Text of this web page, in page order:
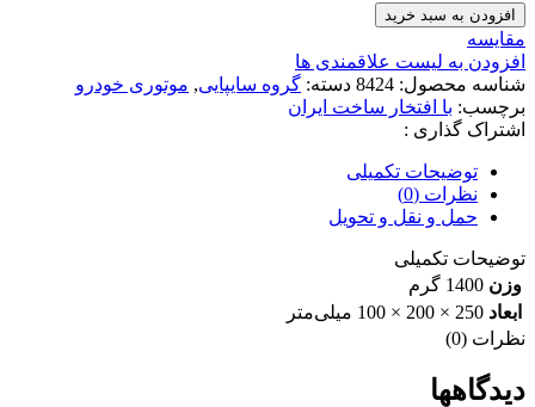
پمپ
روغن
(اویل
پمپ)
(نافی
متحرک)
یورو
عظام
عدد
افزودن به سبد خرید
مقایسه
افزودن به لیست علاقمندی ها
شناسه محصول: 8424 دسته: گروه سایپایی, موتوری خودرو
برچسب: با افتخار ساخت ایران
اشتراک گذاری :
توضیحات تکمیلی
نظرات (0)
حمل و نقل و تحویل
توضیحات تکمیلی
وزن 1400 گرم
ابعاد 250 × 200 × 100 میلی‌متر
نظرات (0)
دیدگاهها